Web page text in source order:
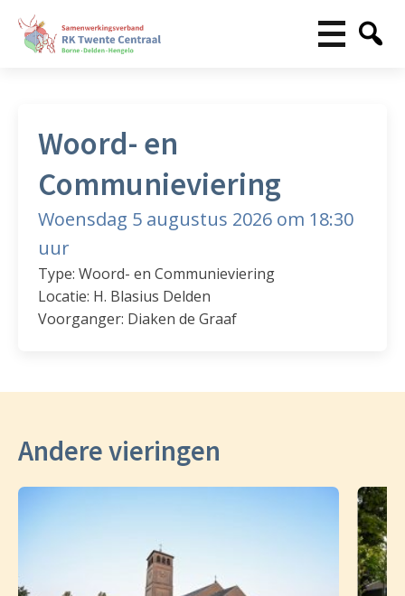
Woord- en
Communieviering
Woensdag 5 augustus 2026 om 18:30
uur
Type: Woord- en Communieviering
Locatie: H. Blasius Delden
Voorganger: Diaken de Graaf
Andere vieringen